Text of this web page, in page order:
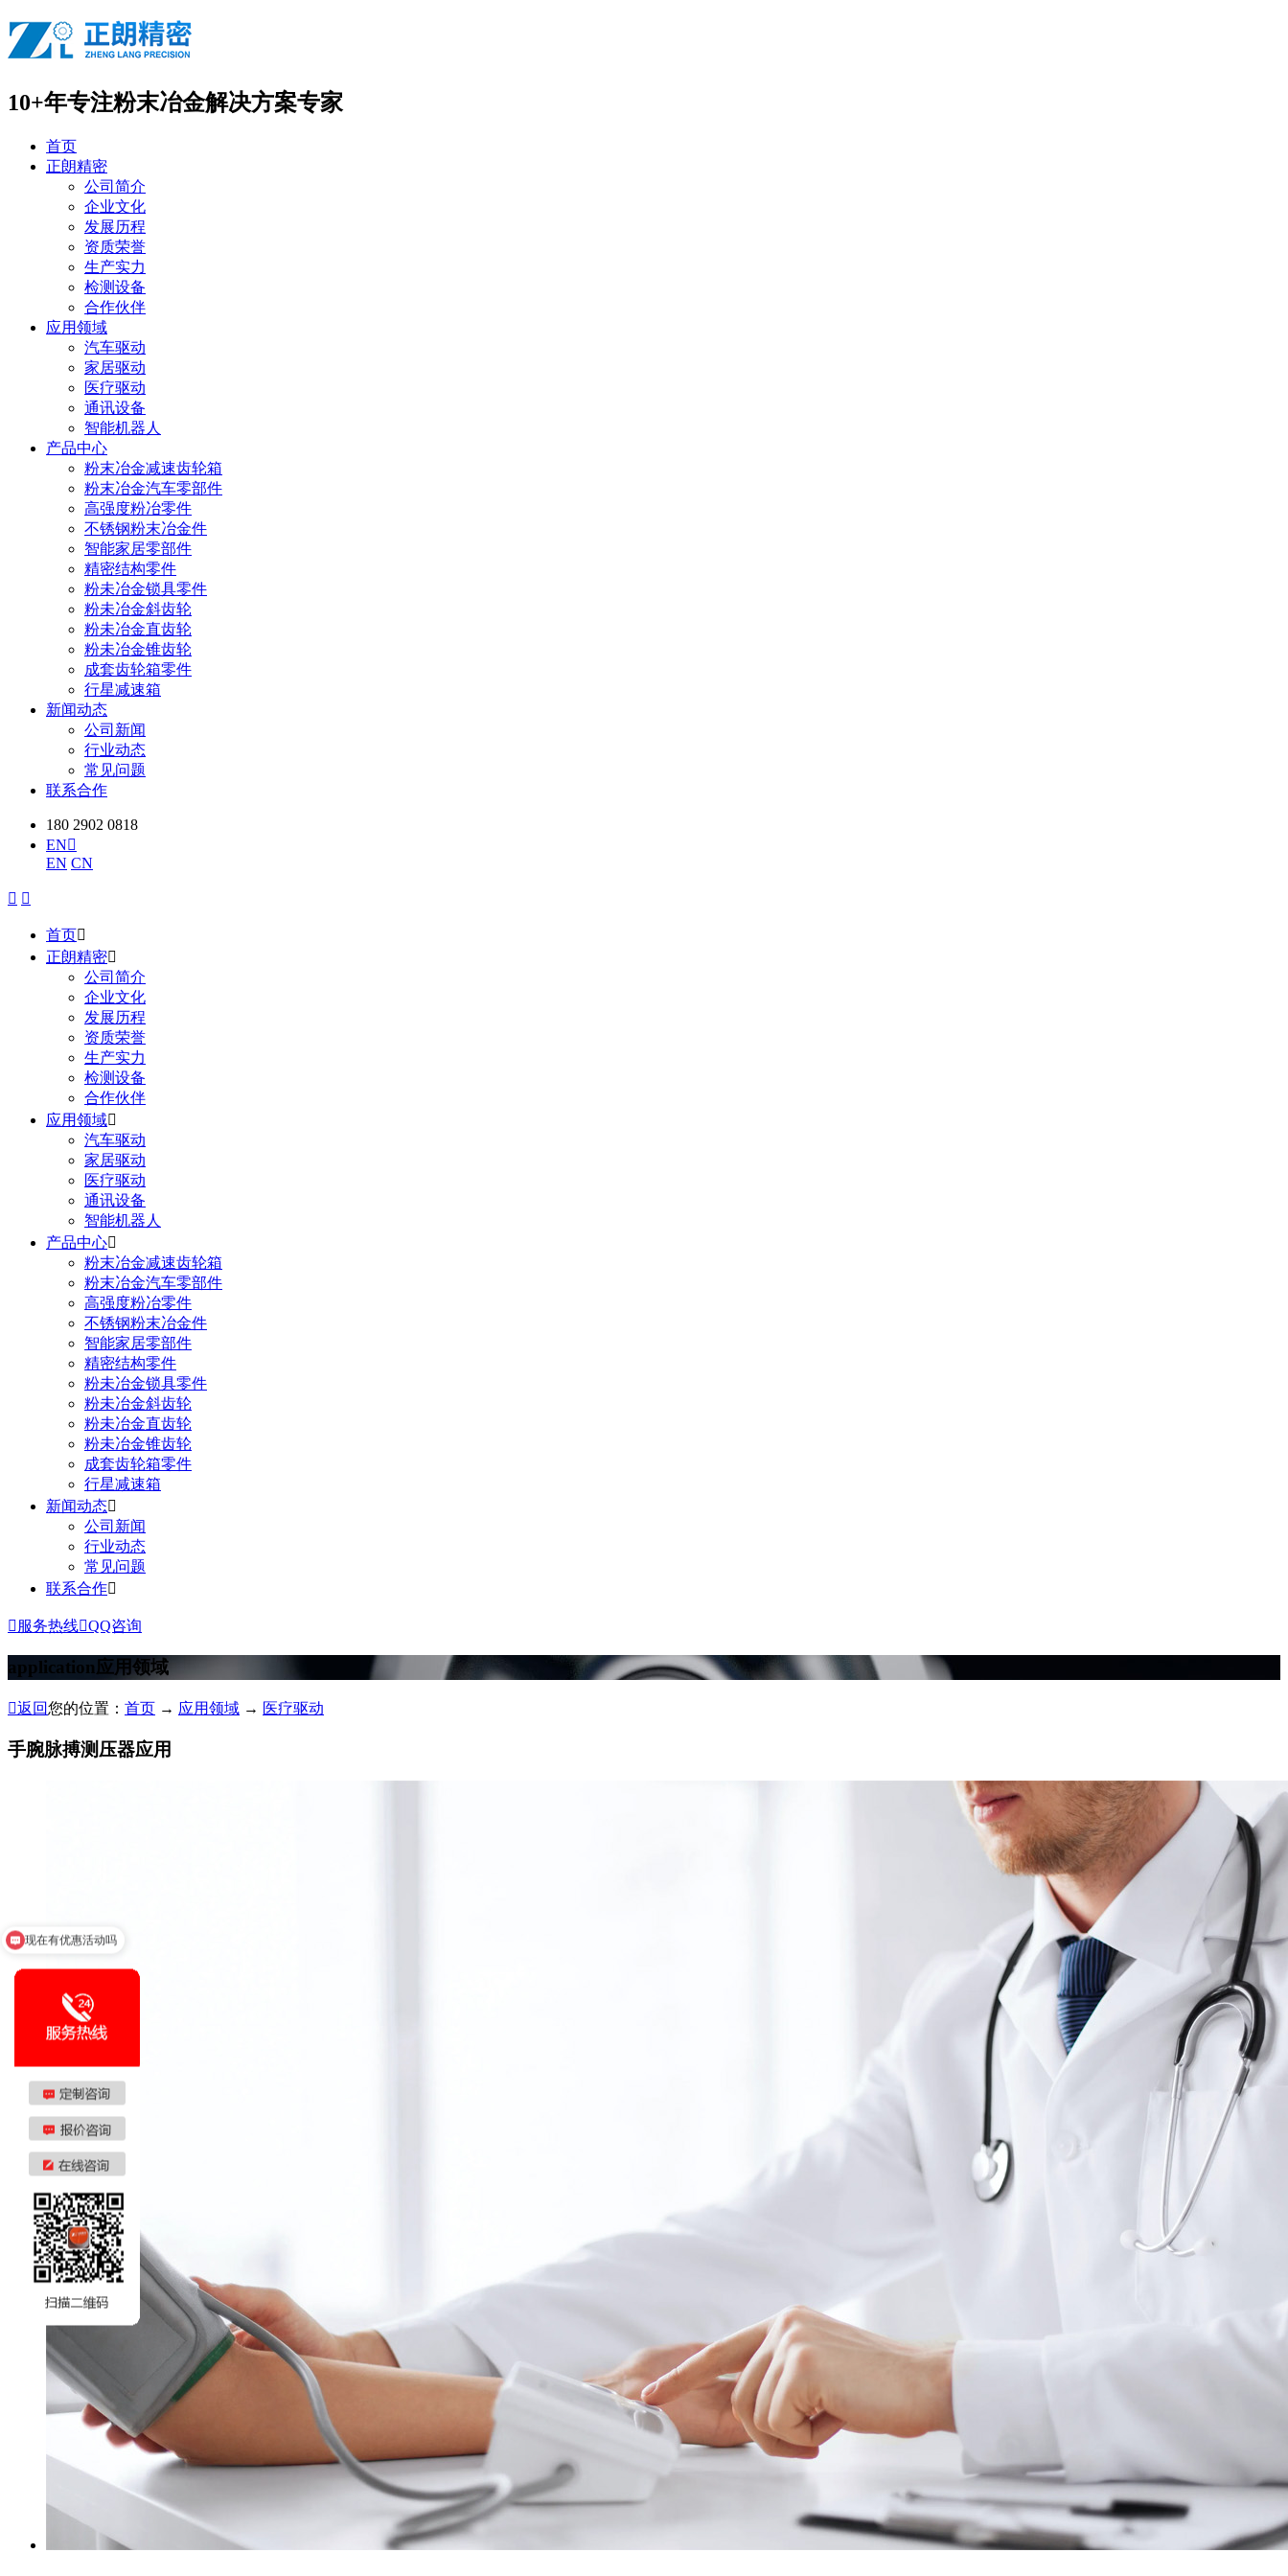
10+年专注粉末冶金解决方案专家
首页
正朗精密
公司简介
企业文化
发展历程
资质荣誉
生产实力
检测设备
合作伙伴
应用领域
汽车驱动
家居驱动
医疗驱动
通讯设备
智能机器人
产品中心
粉末冶金减速齿轮箱
粉末冶金汽车零部件
高强度粉冶零件
不锈钢粉末冶金件
智能家居零部件
精密结构零件
粉未冶金锁具零件
粉未冶金斜齿轮
粉未冶金直齿轮
粉未冶金锥齿轮
成套齿轮箱零件
行星减速箱
新闻动态
公司新闻
行业动态
常见问题
联系合作
180 2902 0818
EN
EN CN
 
首页
正朗精密
公司简介
企业文化
发展历程
资质荣誉
生产实力
检测设备
合作伙伴
应用领域
汽车驱动
家居驱动
医疗驱动
通讯设备
智能机器人
产品中心
粉末冶金减速齿轮箱
粉末冶金汽车零部件
高强度粉冶零件
不锈钢粉末冶金件
智能家居零部件
精密结构零件
粉未冶金锁具零件
粉未冶金斜齿轮
粉未冶金直齿轮
粉未冶金锥齿轮
成套齿轮箱零件
行星减速箱
新闻动态
公司新闻
行业动态
常见问题
联系合作
 服务热线QQ咨询
application 应用领域
返回您的位置： 首页 → 应用领域 → 医疗驱动
手腕脉搏测压器应用
可以介绍下你们的产品么